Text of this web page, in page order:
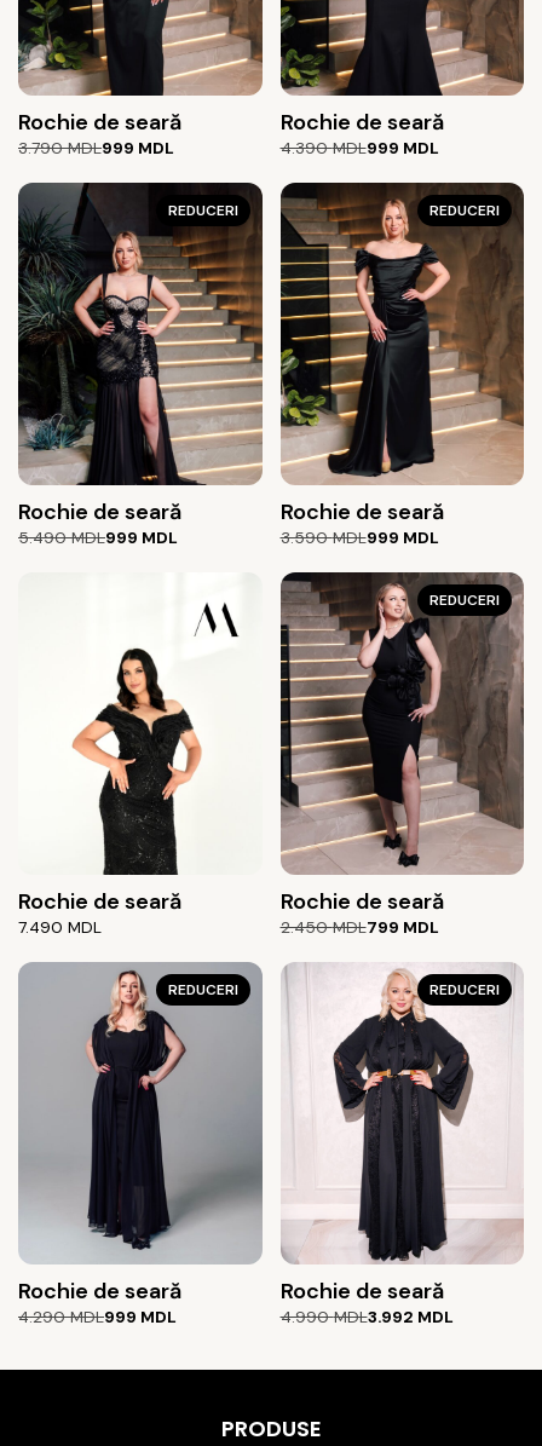
Rochie de seară
3.790MDL
Prețul
a
fost:
3.790 MDL.
999 MDL
Prețul
este:
999 MDL.
Rochie de seară
4.390MDL
Prețul
a
fost:
4.390 MDL.
999 MDL
Prețul
este:
999 MDL.
REDUCERI
Rochie de seară
5.490MDL
Prețul
999 MDL
Prețul
REDUCERI
Rochie de seară
3.590MDL
Prețul
a
fost:
3.590 MDL.
999 MDL
Prețul
este:
999 MDL.
Rochie de seară
7.490 MDL
REDUCERI
Rochie de seară
2.450MDL
Prețul
a
fost:
2.450 MDL.
799 MDL
Prețul
este:
799 MDL.
REDUCERI
Rochie de seară
4.290MDL
Prețul
999 MDL
Prețul
REDUCERI
Rochie de seară
4.990MDL
Prețul
3.992 MDL
Prețul
PRODUSE